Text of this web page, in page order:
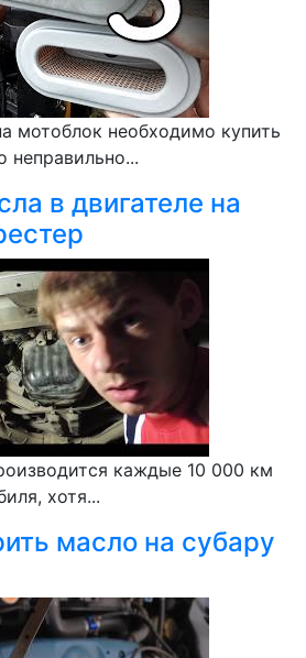
мотоблок необходимо купить
неправильно...
в двигателе на
каждые 10 000 км
хотя...
масло на субару